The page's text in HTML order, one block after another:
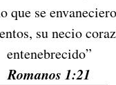
que se
su necio
entenebrecido”
Romanos 1:21